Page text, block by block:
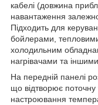
кабелі (довжина
навантаження
Підходить для
бойлерами,
холодильним
нагрівачами та
На передній панелі
що відтворює поточну
настроювання